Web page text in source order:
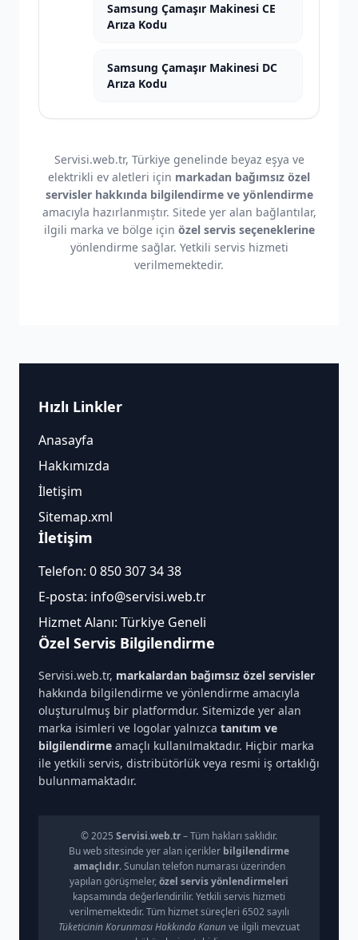
Samsung Çamaşır Makinesi CE
Arıza Kodu
Samsung Çamaşır Makinesi DC
Arıza Kodu
Servisi.web.tr, Türkiye genelinde beyaz eşya ve
elektrikli ev aletleri için markadan bağımsız özel
servisler hakkında bilgilendirme ve yönlendirme
amacıyla hazırlanmıştır. Sitede yer alan bağlantılar,
ilgili marka ve bölge için özel servis seçeneklerine
yönlendirme sağlar. Yetkili servis hizmeti
verilmemektedir.
Hızlı Linkler
Anasayfa
Hakkımızda
İletişim
Sitemap.xml
İletişim
Telefon: 0 850 307 34 38
E-posta: info@servisi.web.tr
Hizmet Alanı: Türkiye Geneli
Özel Servis Bilgilendirme
Servisi.web.tr, markalardan bağımsız özel servisler
hakkında bilgilendirme ve yönlendirme amacıyla
oluşturulmuş bir platformdur. Sitemizde yer alan
marka isimleri ve logolar yalnızca tanıtım ve
bilgilendirme amaçlı kullanılmaktadır. Hiçbir marka
ile yetkili servis, distribütörlük veya resmi iş ortaklığı
bulunmamaktadır.
© 2025 Servisi.web.tr– Tüm hakları saklıdır.
Bu web sitesinde yer alan içerikler bilgilendirme
amaçlıdır. Sunulan telefon numarası üzerinden
yapılan görüşmeler, özel servis yönlendirmeleri
kapsamında değerlendirilir. Yetkili servis hizmeti
verilmemektedir. Tüm hizmet süreçleri 6502 sayılı
Tüketicinin Korunması Hakkında Kanunve ilgili mevzuat